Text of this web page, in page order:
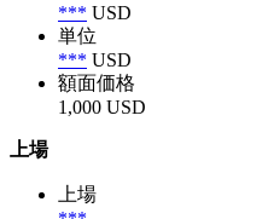
*** USD
単位
*** USD
額面価格
1,000 USD
上場
上場